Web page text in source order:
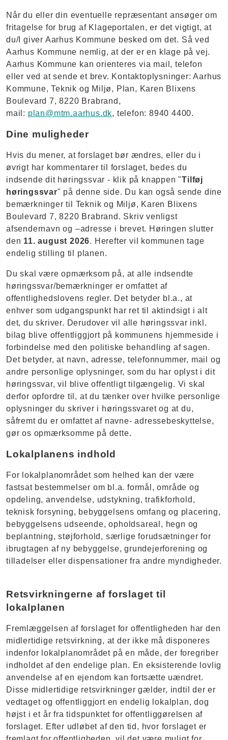
Når du eller din eventuelle repræsentant ansøger om
fritagelse for brug af Klageportalen, er det vigtigt, at
du/I giver Aarhus Kommune besked om det. Så ved
Aarhus Kommune nemlig, at der er en klage på vej.
Aarhus Kommune kan orienteres via mail, telefon
eller ved at sende et brev. Kontaktoplysninger: Aarhus
Kommune, Teknik og Miljø, Plan, Karen Blixens
Boulevard 7, 8220 Brabrand,
mail: plan@mtm.aarhus.dk, telefon: 8940 4400.
Dine muligheder
Hvis du mener, at forslaget bør ændres, eller du i
øvrigt har kommentarer til forslaget, bedes du
indsende dit høringssvar - klik på knappen "Tilføj
høringssvar" på denne side. Du kan også sende dine
bemærkninger til Teknik og Miljø, Karen Blixens
Boulevard 7, 8220 Brabrand. Skriv venligst
afsendernavn og –adresse i brevet. Høringen slutter
den 11. august 2026. Herefter vil kommunen tage
endelig stilling til planen.
Du skal være opmærksom på, at alle indsendte
høringssvar/bemærkninger er omfattet af
offentlighedslovens regler. Det betyder bl.a., at
enhver som udgangspunkt har ret til aktindsigt i alt
det, du skriver. Derudover vil alle høringssvar inkl.
bilag blive offentliggjort på kommunens hjemmeside i
forbindelse med den politiske behandling af sagen.
Det betyder, at navn, adresse, telefonnummer, mail og
andre personlige oplysninger, som du har oplyst i dit
høringssvar, vil blive offentligt tilgængelig. Vi skal
derfor opfordre til, at du tænker over hvilke personlige
oplysninger du skriver i høringssvaret og at du,
såfremt du er omfattet af navne- adressebeskyttelse,
gør os opmærksomme på dette.
Lokalplanens indhold
For lokalplanområdet som helhed kan der være
fastsat bestemmelser om bl.a. formål, område og
opdeling, anvendelse, udstykning, trafikforhold,
teknisk forsyning, bebyggelsens omfang og placering,
bebyggelsens udseende, opholdsareal, hegn og
beplantning, støjforhold, særlige forudsætninger for
ibrugtagen af ny bebyggelse, grundejerforening og
tilladelser eller dispensationer fra andre myndigheder.
Retsvirkningerne af forslaget til
lokalplanen
Fremlæggelsen af forslaget for offentligheden har den
midlertidige retsvirkning, at der ikke må disponeres
indenfor lokalplanområdet på en måde, der foregriber
indholdet af den endelige plan. En eksisterende lovlig
anvendelse af en ejendom kan fortsætte uændret.
Disse midlertidige retsvirkninger gælder, indtil der er
vedtaget og offentliggjort en endelig lokalplan, dog
højst i et år fra tidspunktet for offentliggørelsen af
forslaget. Efter udløbet af den tid, hvor forslaget er